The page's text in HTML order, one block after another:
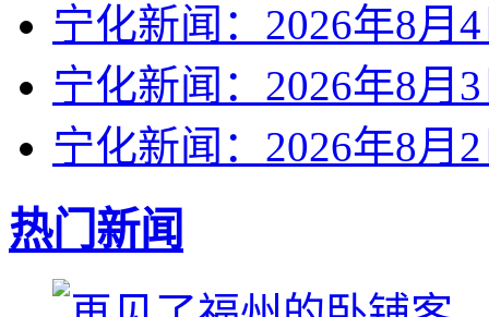
宁化新闻：2026年8月
宁化新闻：2026年8月
宁化新闻：2026年8月
热门新闻